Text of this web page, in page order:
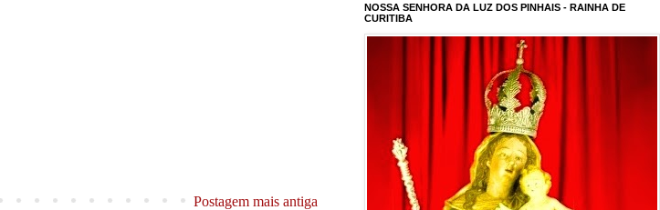
Postagem mais antiga
NOSSA SENHORA DA LUZ DOS PINHAIS - RAINHA DE
CURITIBA